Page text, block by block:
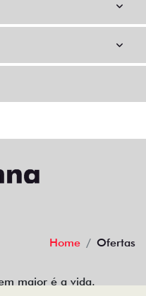
Home Ofertas
maior é a vida.